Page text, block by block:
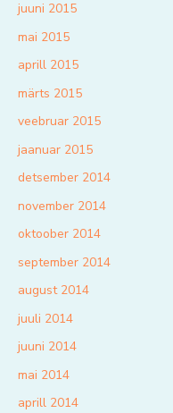
juuni 2015
mai 2015
aprill 2015
märts 2015
veebruar 2015
jaanuar 2015
detsember 2014
november 2014
oktoober 2014
september 2014
august 2014
juuli 2014
juuni 2014
mai 2014
aprill 2014